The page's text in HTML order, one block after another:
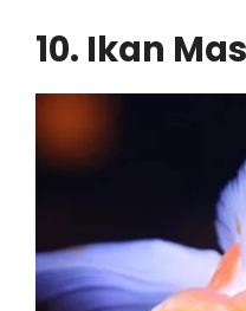
10. Ikan